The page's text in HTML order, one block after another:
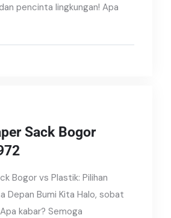
pencinta lingkungan! Apa
Sack Bogor
Bogor vs Plastik: Pilihan
Depan Bumi Kita Halo, sobat
kabar? Semoga